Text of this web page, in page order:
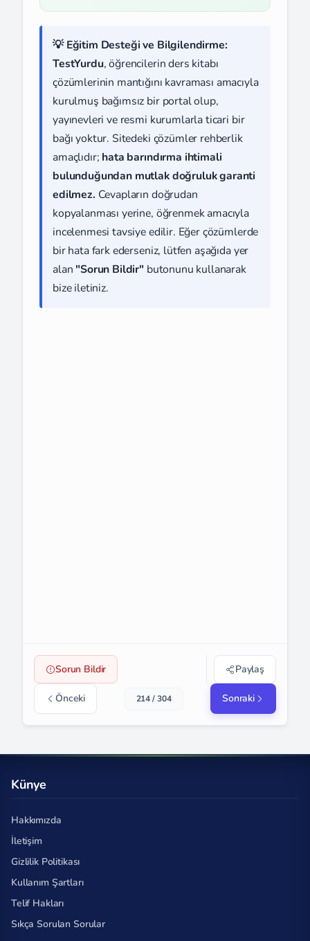
💡 Eğitim Desteği ve Bilgilendirme:
TestYurdu, öğrencilerin ders kitabı
çözümlerinin mantığını kavraması amacıyla
kurulmuş bağımsız bir portal olup,
yayınevleri ve resmi kurumlarla ticari bir
bağı yoktur. Sitedeki çözümler rehberlik
amaçlıdır; hata barındırma ihtimali
bulunduğundan mutlak doğruluk garanti
edilmez. Cevapların doğrudan
kopyalanması yerine, öğrenmek amacıyla
incelenmesi tavsiye edilir. Eğer çözümlerde
bir hata fark ederseniz, lütfen aşağıda yer
alan "Sorun Bildir" butonunu kullanarak
bize iletiniz.
Sorun Bildir Paylaş
Önceki 214 / 304 Sonraki
Künye
Hakkımızda
İletişim
Gizlilik Politikası
Kullanım Şartları
Telif Hakları
Sıkça Sorulan Sorular